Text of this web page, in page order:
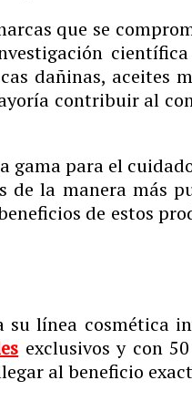
que se
dañinas, aceites
contribuir al
gama para el
de la manera más
de estos
línea cosmética
exclusivos y con
al beneficio